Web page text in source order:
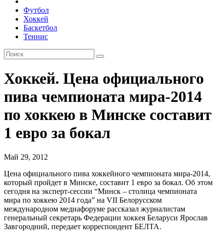
Футбол
Хоккей
Баскетбол
Теннис
Хоккей. Цена официального
пива чемпионата мира-2014
по хоккею в Минске составит
1 евро за бокал
Май 29, 2012
Цена официального пива хоккейного чемпионата мира-2014,
который пройдет в Минске, составит 1 евро за бокал. Об этом
сегодня на эксперт-сессии “Минск – столица чемпионата
мира по хоккею 2014 года” на VII Белорусском
международном медиафоруме рассказал журналистам
генеральный секретарь Федерации хоккея Беларуси Ярослав
Завгородний, передает корреспондент БЕЛТА.